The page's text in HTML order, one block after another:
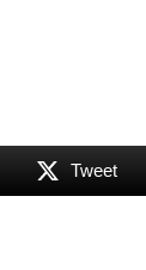
Tweet